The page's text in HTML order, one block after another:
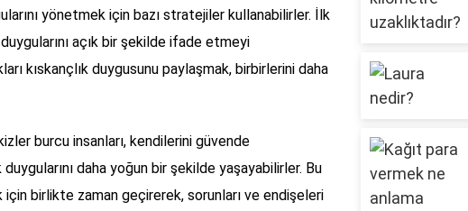
yönetmek için bazı stratejiler kullanabilirler. İlk
açık bir şekilde ifade etmeyi
kıskançlık duygusunu paylaşmak, birbirlerini daha
burcu insanları, kendilerini güvende
daha yoğun bir şekilde yaşayabilirler. Bu
birlikte zaman geçirerek, sorunları ve endişeleri